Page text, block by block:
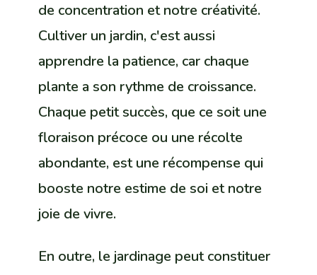
de concentration et notre créativité.
Cultiver un jardin, c'est aussi
apprendre la patience, car chaque
plante a son rythme de croissance.
Chaque petit succès, que ce soit une
floraison précoce ou une récolte
abondante, est une récompense qui
booste notre estime de soi et notre
joie de vivre.
En outre, le jardinage peut constituer